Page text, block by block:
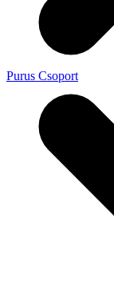
Purus Csoport